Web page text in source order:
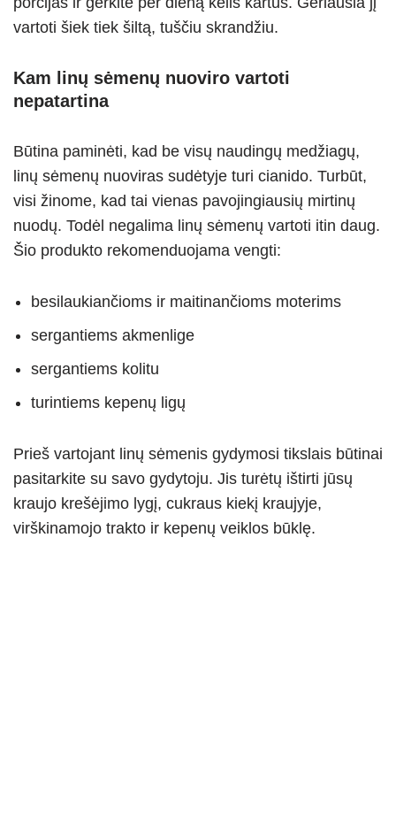
vartoti šiek tiek šiltą, tuščiu skrandžiu.
Kam linų sėmenų nuoviro vartoti
nepatartina
Būtina paminėti, kad be visų naudingų medžiagų,
linų sėmenų nuoviras sudėtyje turi cianido. Turbūt,
visi žinome, kad tai vienas pavojingiausių mirtinų
nuodų. Todėl negalima linų sėmenų vartoti itin daug.
Šio produkto rekomenduojama vengti:
besilaukiančioms ir maitinančioms moterims
sergantiems akmenlige
sergantiems kolitu
turintiems kepenų ligų
Prieš vartojant linų sėmenis gydymosi tikslais būtinai
pasitarkite su savo gydytoju. Jis turėtų ištirti jūsų
kraujo krešėjimo lygį, cukraus kiekį kraujyje,
virškinamojo trakto ir kepenų veiklos būklę.